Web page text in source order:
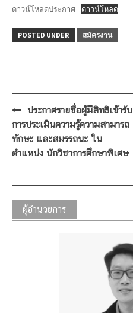
ดาวน์โหลดประกาศ ดาวน์โหลด
POSTED UNDER สมัครงาน
Post
navigation
ประกาศรายชื่อผู้มีสิทธิเข้ารับ
การประเมินความรู้ความสามารถ
ทักษะ และสมรรถนะ ใน
ตำแหน่ง นักวิชาการศึกษาพิเศษ
ผู้อำนวยการ